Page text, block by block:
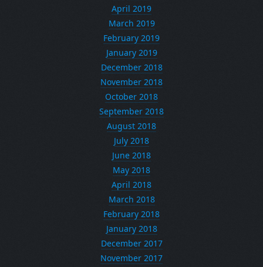
April 2019
March 2019
February 2019
January 2019
December 2018
November 2018
October 2018
September 2018
August 2018
July 2018
June 2018
May 2018
April 2018
March 2018
February 2018
January 2018
December 2017
November 2017